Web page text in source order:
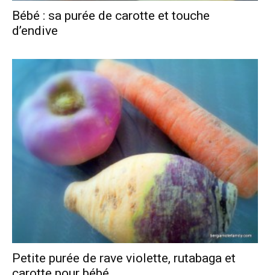
Bébé : sa purée de carotte et touche
d’endive
Petite purée de rave violette, rutabaga et